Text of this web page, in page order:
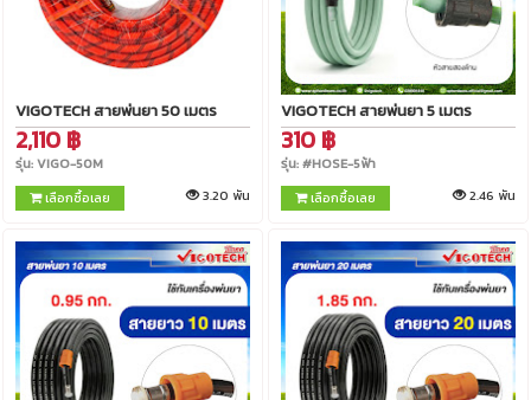
VIGOTECH สายพ่นยา 50 เมตร
2,110 ฿
รุ่น: VIGO-50M
เลือกซื้อเลย
3.20 พัน
VIGOTECH สายพ่นยา 5 เมตร
310 ฿
รุ่น: #HOSE-5ฟ้า
เลือกซื้อเลย
2.46 พัน